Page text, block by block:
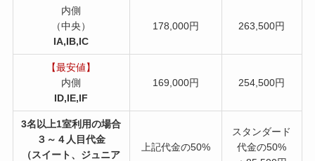
内側
（中央）
IA,IB,IC
178,000円 263,500円
【最安値】
内側
ID,IE,IF
169,000円 254,500円
3名以上1室利用の場合
３～４人目代金
（スイート、ジュニア
上記代金の50%
スタンダード
代金の50%